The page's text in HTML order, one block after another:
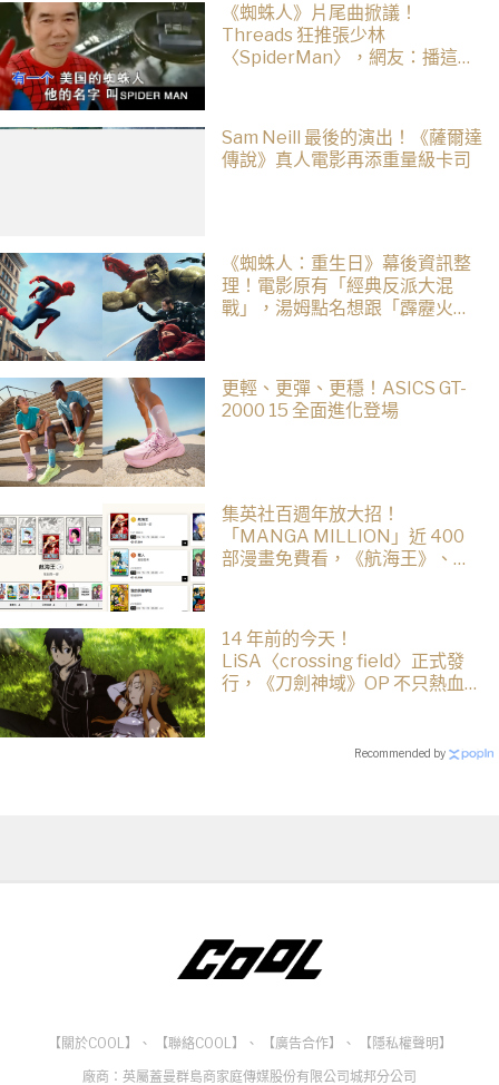
《蜘蛛人》片尾曲掀議！
Threads 狂推張少林
〈SpiderMan〉，網友：播這個
Sam Neill 最後的演出！《薩爾達
傳說》真人電影再添重量級卡司
《蜘蛛人：重生日》幕後資訊整
理！電影原有「經典反派大混
戰」，湯姆點名想跟「霹靂火」
更輕、更彈、更穩！ASICS GT-
2000 15 全面進化登場
集英社百週年放大招！
「MANGA MILLION」近 400
部漫畫免費看，《航海王》、
14 年前的今天！
LiSA〈crossing field〉正式發
行，《刀劍神域》OP 不只熱血還
Recommended by
【關於COOL】 、 【聯絡COOL】 、 【廣告合作】 、
【隱私權聲明】
廠商：英屬蓋曼群島商家庭傳媒股份有限公司城邦分公司